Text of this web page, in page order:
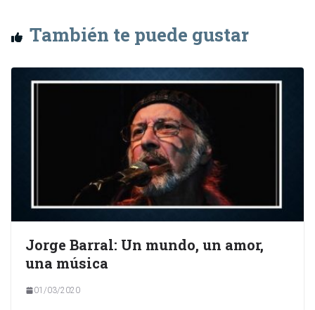
También te puede gustar
Jorge Barral: Un mundo, un amor,
una música
01/03/2020